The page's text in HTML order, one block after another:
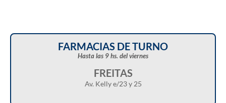
FARMACIAS DE TURNO
Hasta las 9 hs. del viernes
FREITAS
Av. Kelly e/23 y 25